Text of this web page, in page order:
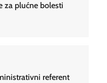
za plućne bolesti
referent